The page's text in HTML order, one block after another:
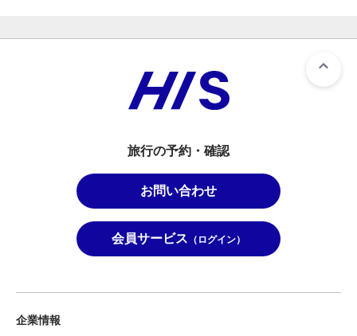
旅行の予約・確認
お問い合わせ
会員サービス （ログイン）
企業情報